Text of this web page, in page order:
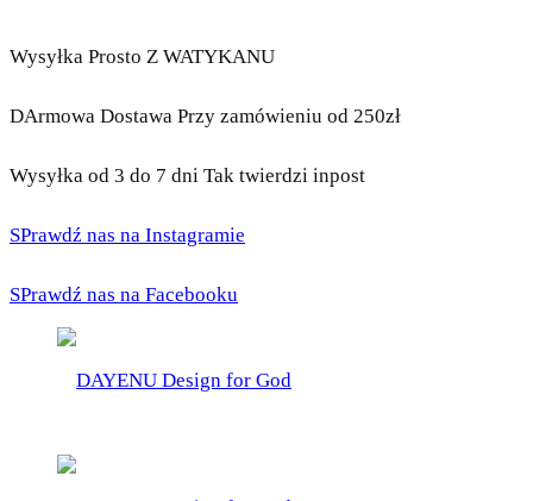
Wysyłka Prosto Z WATYKANU
DArmowa Dostawa Przy zamówieniu od 250zł
Wysyłka od 3 do 7 dni Tak twierdzi inpost
SPrawdź nas na Instagramie
SPrawdź nas na Facebooku